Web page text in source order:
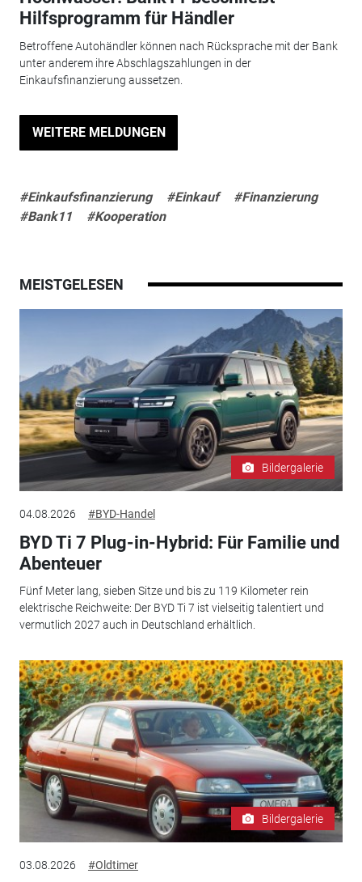
Hilfsprogramm für Händler
Betroffene Autohändler können nach Rücksprache mit der Bank
unter anderem ihre Abschlagszahlungen in der
Einkaufsfinanzierung aussetzen.
WEITERE MELDUNGEN
#Einkaufsfinanzierung #Einkauf
#Finanzierung
#Bank11
#Kooperation
MEISTGELESEN
Bildergalerie
04.08.2026 #BYD-Handel
BYD Ti 7 Plug-in-Hybrid: Für Familie und
Abenteuer
Fünf Meter lang, sieben Sitze und bis zu 119 Kilometer rein
elektrische Reichweite: Der BYD Ti 7 ist vielseitig talentiert und
vermutlich 2027 auch in Deutschland erhältlich.
Bildergalerie
03.08.2026 #Oldtimer